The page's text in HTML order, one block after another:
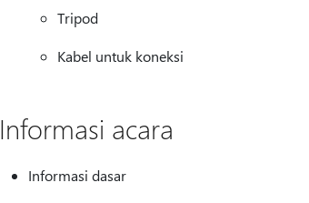
Tripod
Kabel untuk koneksi
Informasi acara
Informasi dasar